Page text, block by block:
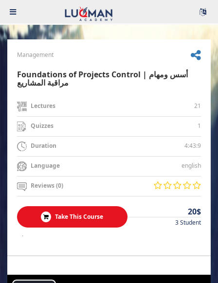
Management
Foundations of Projects Control | أسس ومهام
مراقبة المشاريع
Lectures 21
Quizzes 1
Duration 4:43:9
Language english
Reviews (0)
Take This Course 20$
3 Student
.